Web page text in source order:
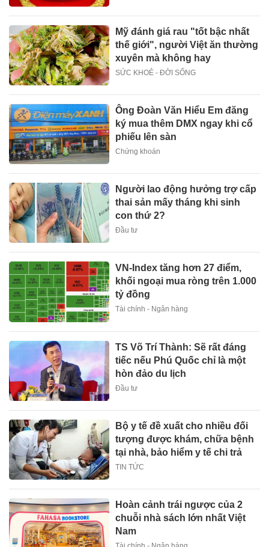
Mỹ đánh giá rau "tốt bậc nhất
thế giới", người Việt ăn thường
xuyên mà không hay
SỨC KHOẺ - ĐỜI SỐNG
Ông Đoàn Văn Hiểu Em đăng
ký mua thêm DMX ngay khi cổ
phiếu lên sàn
Chứng khoán
Người lao động hưởng trợ cấp
thai sản mấy tháng khi sinh
con thứ 2?
Đầu tư
VN-Index tăng hơn 27 điểm,
khối ngoại mua ròng trên 1.000
tỷ đồng
Tài chính - Ngân hàng
TS Võ Trí Thành: Sẽ rất đáng
tiếc nếu Phú Quốc chỉ là một
hòn đảo du lịch
Đầu tư
Bộ y tế đề xuất cho nhiều đối
tượng được khám, chữa bệnh
tại nhà, bảo hiểm y tế chi trả
TIN TỨC
Hoàn cảnh trái ngược của 2
chuỗi nhà sách lớn nhất Việt
Nam